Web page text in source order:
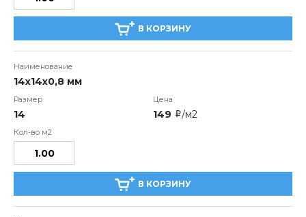
В КОРЗИНУ
14х14х0,8 мм
14 149 i/м2
В КОРЗИНУ